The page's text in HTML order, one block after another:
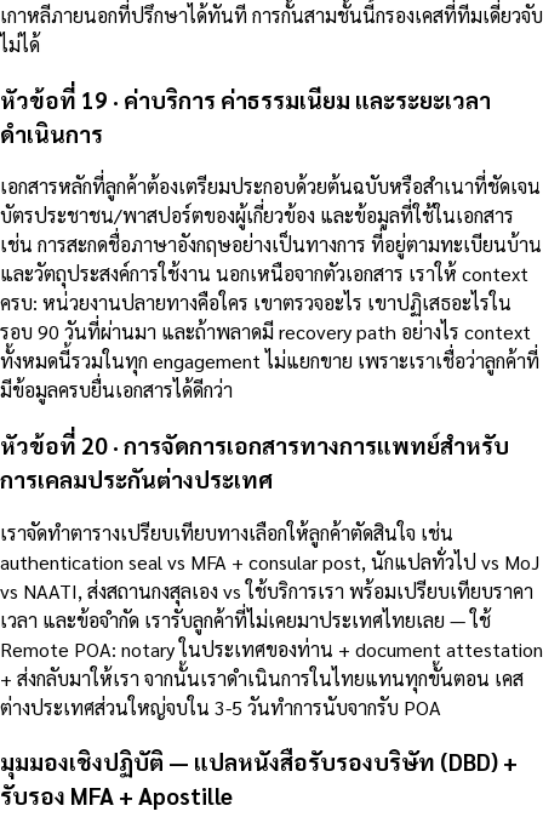
เกาหลีภายนอกที่ปรึกษาได้ทันที การกั้นสามชั้นนี้กรองเคสที่ทีมเดี่ยวจับ
ไม่ได้
หัวข้อที่ 19 · ค่าบริการ ค่าธรรมเนียม และระยะเวลา
ดำเนินการ
เอกสารหลักที่ลูกค้าต้องเตรียมประกอบด้วยต้นฉบับหรือสำเนาที่ชัดเจน
บัตรประชาชน/พาสปอร์ตของผู้เกี่ยวข้อง และข้อมูลที่ใช้ในเอกสาร
เช่น การสะกดชื่อภาษาอังกฤษอย่างเป็นทางการ ที่อยู่ตามทะเบียนบ้าน
และวัตถุประสงค์การใช้งาน นอกเหนือจากตัวเอกสาร เราให้ context
ครบ: หน่วยงานปลายทางคือใคร เขาตรวจอะไร เขาปฏิเสธอะไรใน
รอบ 90 วันที่ผ่านมา และถ้าพลาดมี recovery path อย่างไร context
ทั้งหมดนี้รวมในทุก engagement ไม่แยกขาย เพราะเราเชื่อว่าลูกค้าที่
มีข้อมูลครบยื่นเอกสารได้ดีกว่า
หัวข้อที่ 20 · การจัดการเอกสารทางการแพทย์สำหรับ
การเคลมประกันต่างประเทศ
เราจัดทำตารางเปรียบเทียบทางเลือกให้ลูกค้าตัดสินใจ เช่น
authentication seal vs MFA + consular post, นักแปลทั่วไป vs MoJ
vs NAATI, ส่งสถานกงสุลเอง vs ใช้บริการเรา พร้อมเปรียบเทียบราคา
เวลา และข้อจำกัด เรารับลูกค้าที่ไม่เคยมาประเทศไทยเลย — ใช้
Remote POA: notary ในประเทศของท่าน + document attestation
+ ส่งกลับมาให้เรา จากนั้นเราดำเนินการในไทยแทนทุกขั้นตอน เคส
ต่างประเทศส่วนใหญ่จบใน 3-5 วันทำการนับจากรับ POA
มุมมองเชิงปฏิบัติ — แปลหนังสือรับรองบริษัท (DBD) +
รับรอง MFA + Apostille